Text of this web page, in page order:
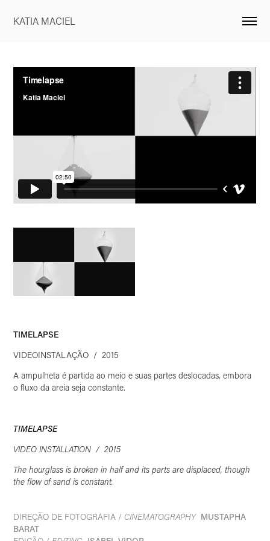
KATIA MACIEL
TIMELAPSE
VIDEOINSTALAÇÃO / 2015
A ampulheta é partida ao meio e suas partes deslocadas, embora
o fluxo da areia seja constante.
TIMELAPSE
VIDEO INSTALLATION / 2015
The hourglass is broken in half and its parts are displaced, though
the flow of sand is constant.
DIREÇÃO DE FOTOGRAFIA / CINEMATOGRAPHY MUSTAPHA
BARAT